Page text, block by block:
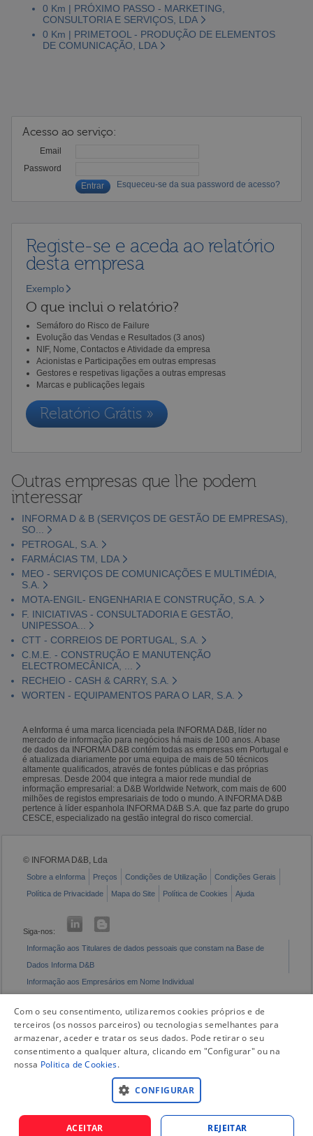
0 Km | PRÓXIMO PASSO - MARKETING,
CONSULTORIA E SERVIÇOS, LDA
0 Km | PRIMETOOL - PRODUÇÃO DE ELEMENTOS
DE COMUNICAÇÃO, LDA
Acesso ao serviço:
Email
Password
Esqueceu-se da sua password de acesso?
Registe-se e aceda ao relatório
desta empresa
Exemplo
O que inclui o relatório?
Semáforo do Risco de Failure
Evolução das Vendas e Resultados (3 anos)
NIF, Nome, Contactos e Atividade da empresa
Acionistas e Participações em outras empresas
Gestores e respetivas ligações a outras empresas
Marcas e publicações legais
Relatório Grátis »
Outras empresas que lhe podem
interessar
INFORMA D & B (SERVIÇOS DE GESTÃO DE EMPRESAS),
SO...
PETROGAL, S.A.
FARMÁCIAS TM, LDA
MEO - SERVIÇOS DE COMUNICAÇÕES E MULTIMÉDIA,
S.A.
MOTA-ENGIL- ENGENHARIA E CONSTRUÇÃO, S.A.
F. INICIATIVAS - CONSULTADORIA E GESTÃO,
UNIPESSOA...
CTT - CORREIOS DE PORTUGAL, S.A.
C.M.E. - CONSTRUÇÃO E MANUTENÇÃO
ELECTROMECÂNICA, ...
RECHEIO - CASH & CARRY, S.A.
WORTEN - EQUIPAMENTOS PARA O LAR, S.A.
A eInforma é uma marca licenciada pela INFORMA D&B, líder no
mercado de informação para negócios há mais de 100 anos. A base
de dados da INFORMA D&B contém todas as empresas em Portugal e
é atualizada diariamente por uma equipa de mais de 50 técnicos
altamente qualificados, através de fontes públicas e das próprias
empresas. Desde 2004 que integra a maior rede mundial de
informação empresarial: a D&B Worldwide Network, com mais de 600
milhões de registos empresariais de todo o mundo. A INFORMA D&B
pertence à líder espanhola INFORMA D&B S.A. que faz parte do grupo
CESCE, especializado na gestão integral do risco comercial.
© INFORMA D&B, Lda
Sobre a eInforma Preços Condições de Utilização
Condições Gerais
Política de Privacidade
Mapa do Site Política de Cookies Ajuda
Siga-nos:
Informação aos Titulares de dados pessoais que constam na Base de
Dados Informa D&B
Informação aos Empresários em Nome Individual
Com o seu consentimento, utilizaremos cookies próprios e de
terceiros (os nossos parceiros) ou tecnologias semelhantes para
armazenar, aceder e tratar os seus dados. Pode retirar o seu
consentimento a qualquer altura, clicando em "Configurar" ou na
nossa Politica de Cookies.
CONFIGURAR
ACEITAR REJEITAR